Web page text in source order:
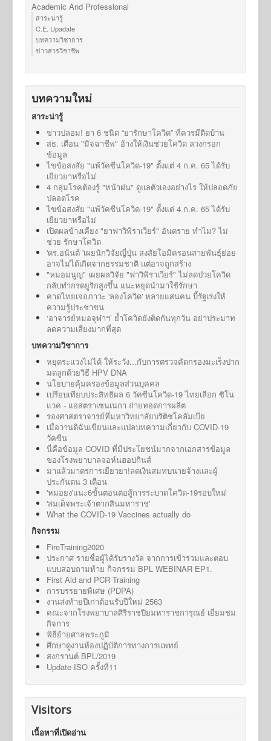
Academic And Professional
สาระน่ารู้
C.E. Upadate
บทความวิชาการ
ข่าวสารวิชาชีพ
บทความใหม่
สาระน่ารู้
ข่าวปลอม! ยา 6 ชนิด “ยารักษาโควิด” ที่ควรมีติดบ้าน
สธ. เตือน "มิจฉาชีพ" อ้างให้เงินช่วยโควิด ลวงกรอก
ข้อมูล
ไขข้อสงสัย "แพ้วัคซีนโควิด-19" ตั้งแต่ 4 ก.ค. 65 ได้รับ
เยียวยาหรือไม่
4 กลุ่มโรคต้องรู้ "หน้าฝน" ดูแลตัวเองอย่างไร ให้ปลอดภัย
ปลอดโรค
ไขข้อสงสัย "แพ้วัคซีนโควิด-19" ตั้งแต่ 4 ก.ค. 65 ได้รับ
เยียวยาหรือไม่
เปิดผลข้างเคียง "ยาฟาวิพิราเวียร์" อันตราย ทำไม? ไม่
ช่วย รักษาโควิด
'ดร.อนันต์ 'เผยนักวิจัยญี่ปุ่น สงสัยโอมิครอนสายพันธุ์ย่อย
อาจไม่ได้เกิดจากธรรมชาติ แต่อาจถูกสร้าง
"หมอมนูญ" เผยผลวิจัย "ฟาวิพิราเวียร์" ไม่ลดป่วยโควิด
กลับทำกรดยูริกสูงขึ้น แนะหยุดนำมาใช้รักษา
คาดไทยเจอภาวะ 'ลองโควิด' หลายแสนคน บี้รัฐเร่งให้
ความรู้ประชาชน
‘อาจารย์หมอจุฬาฯ’ ย้ำโควิดยังติดกันทุกวัน อย่าประมาท
ลดความเสี่ยงมากที่สุด
บทความวิชาการ
หยุดระแวงไม่ได้ ให้ระวัง...กับการตรวจคัดกรองมะเร็งปาก
มดลูกด้วยวิธี HPV DNA
นโยบายคุ้มครองข้อมูลส่วนบุคคล
เปรียบเทียบประสิทธิผล 6 วัคซีนโควิด-19 ไทยเลือก ซิโน
แวค - แอสตราเซนเนกา ถ่ายทอดการผลิต
รองศาสตราจารย์ที่มหาวิทยาลัยบริติชโคลัมเบีย
เมื่อวานดิฉันเขียนและแปลบทความเกี่ยวกับ COVID-19
วัคซีน
นี่คือข้อมูล COVID ที่มีประโยชน์มากจากเอกสารข้อมูล
ของโรงพยาบาลจอห์นฮอปกินส์
มาแล้วมาตรการเยียวยา!ลดเงินสมทบนายจ้างและผู้
ประกันตน 3 เดือน
'หมอยง'แนะ6ขั้นตอนต่อสู้การระบาดโควิด-19รอบใหม่
'สมเด็จพระเจ้าตากสินมหาราช'
What the COVID-19 Vaccines actually do
กิจกรรม
FireTraining2020
ประกาศ รายชื่อผู้ได้รับรางวัล จากการเข้าร่วมและตอบ
แบบสอบถามท้าย กิจกรรม BPL WEBINAR EP1.
First Aid and PCR Training
การบรรยายพิเศษ (PDPA)
งานส่งท้ายปีเก่าต้อนรับปีใหม่ 2563
คณะจากโรงพยาบาลศิริราชปิยมหาราชการุณย์ เยี่ยมชม
กิจการ
พิธีย้ายศาลพระภูมิ
ศึกษาดูงานห้องปฏิบัติการทางการแพทย์
สงกรานต์ BPL/2019
Update ISO ครั้งที่11
Visitors
เนื้อหาที่เปิดอ่าน